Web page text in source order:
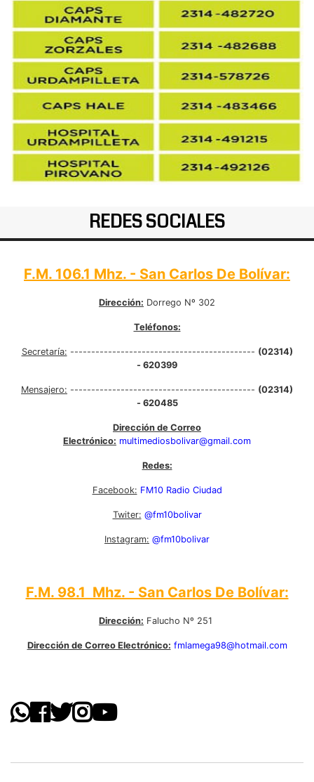
REDES SOCIALES
F.M. 106.1 Mhz. - San Carlos De Bolívar:
Dirección: Dorrego Nº 302
Teléfonos:
Secretaría: -------------------------------------------- (02314)
- 620399
Mensajero: -------------------------------------------- (02314)
- 620485
Dirección de Correo
Electrónico: multimediosbolivar@gmail.com
Redes:
Facebook: FM10 Radio Ciudad
Twiter: @fm10bolivar
Instagram: @fm10bolivar
F.M. 98.1 Mhz. - San Carlos De Bolívar:
Dirección: Falucho Nº 251
Dirección de Correo Electrónico: fmlamega98@hotmail.com